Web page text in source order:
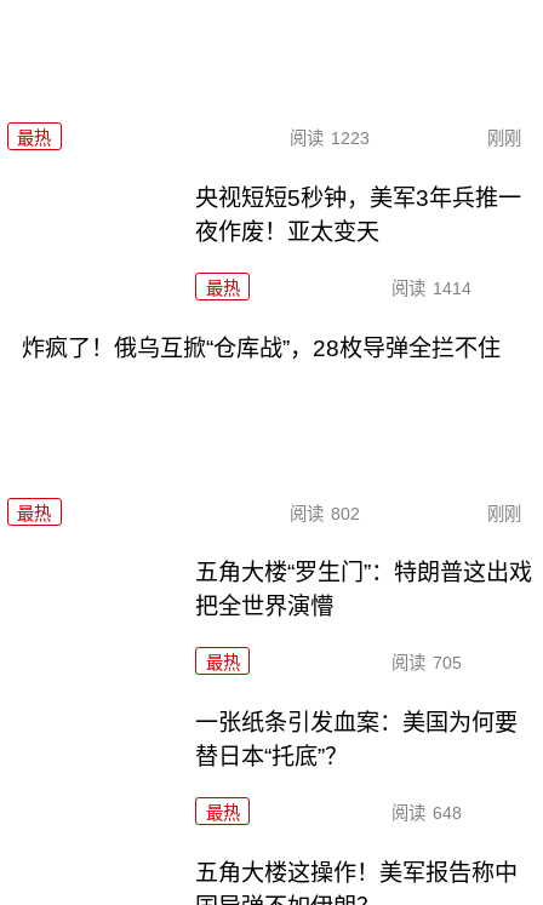
最热 阅读 1223 刚刚
央视短短5秒钟，美军3年兵推一
夜作废！亚太变天
最热 阅读 1414
炸疯了！俄乌互掀“仓库战”，28枚导弹全拦不住
最热 阅读 802 刚刚
五角大楼“罗生门”：特朗普这出戏
把全世界演懵
最热 阅读 705
一张纸条引发血案：美国为何要
替日本“托底”？
最热 阅读 648
五角大楼这操作！美军报告称中